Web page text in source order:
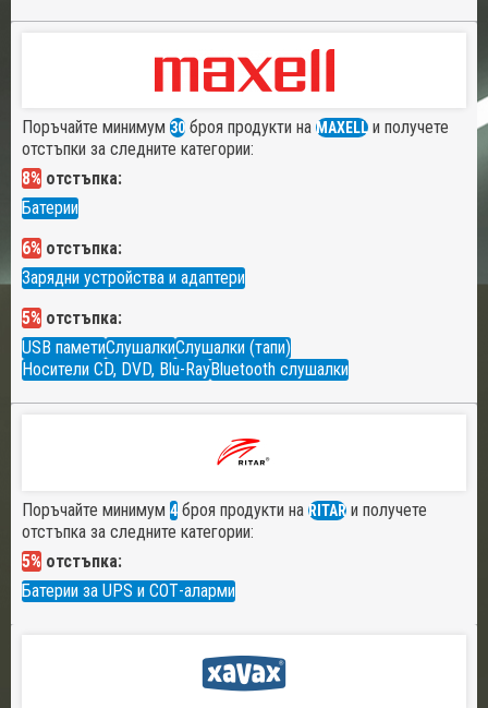
Поръчайте минимум 30 броя продукти на MAXELL и получете
отстъпки за следните категории:
8% отстъпка:
Батерии
6% отстъпка:
Зарядни устройства и адаптери
5% отстъпка:
USB паметиСлушалкиСлушалки (тапи)
Носители CD, DVD, Blu-RayBluetooth слушалки
Поръчайте минимум 4 броя продукти на RITAR и получете
отстъпка за следните категории:
5% отстъпка:
Батерии за UPS и СОТ-аларми